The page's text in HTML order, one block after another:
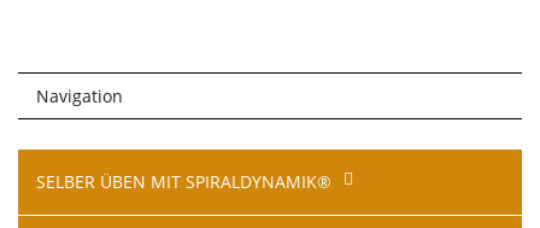
Navigation
überspringen
SELBER ÜBEN MIT SPIRALDYNAMIK®